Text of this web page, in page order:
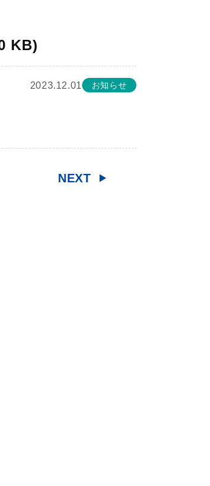
KB)
2023.12.01 お知らせ
NEXT